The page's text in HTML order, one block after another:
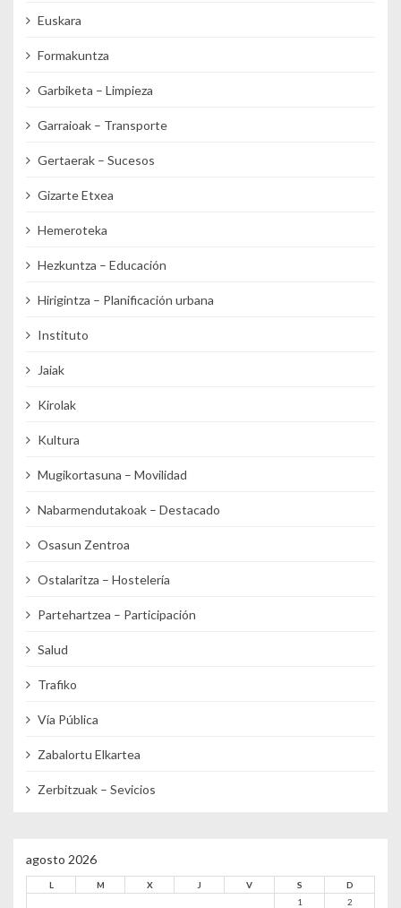
Euskara
Formakuntza
Garbiketa – Limpieza
Garraioak – Transporte
Gertaerak – Sucesos
Gizarte Etxea
Hemeroteka
Hezkuntza – Educación
Hirigintza – Planificación urbana
Instituto
Jaiak
Kirolak
Kultura
Mugikortasuna – Movilidad
Nabarmendutakoak – Destacado
Osasun Zentroa
Ostalaritza – Hostelería
Partehartzea – Participación
Salud
Trafiko
Vía Pública
Zabalortu Elkartea
Zerbitzuak – Sevicios
agosto 2026
L M X J V S
D
1
2